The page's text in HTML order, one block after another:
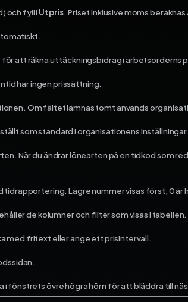
och fyll i Utpris. Priset inklusive moms
att räkna ut täckningsbidrag i arbetsorderns
har ingen prissättning.
Om fältet lämnas tomt används
som standard i organisationens inställningar.
När du ändrar lönearten på en tidkod som
tidrapportering. Lägre nummer visas först, 0 är
de kolumner och filter som visas i tabellen.
med fritext eller ange ett prisintervall.
i fönstrets övre högra hörn för att bläddra till